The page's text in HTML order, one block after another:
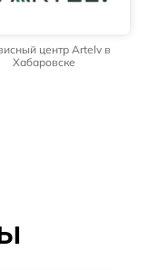
центр Artelv в
Хабаровске